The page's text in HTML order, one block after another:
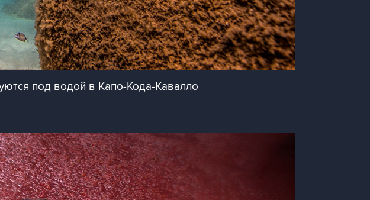
под водой в Капо-Кода-Кавалло